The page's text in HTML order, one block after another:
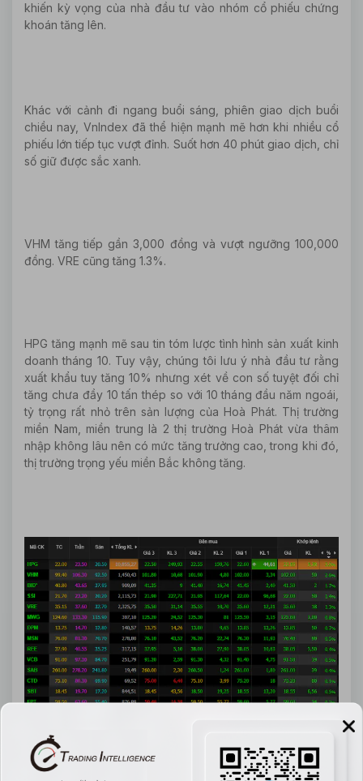
khiến kỳ vọng của nhà đầu tư vào nhóm cổ phiếu chứng
khoán tăng lên.
Khác với cảnh đi ngang buổi sáng, phiên giao dịch buổi
chiều nay, VnIndex đã thể hiện mạnh mẽ hơn khi nhiều cổ
phiếu lớn tiếp tục vượt đỉnh. Suốt hơn 40 phút giao dịch, chỉ
số giữ được sắc xanh.
VHM tăng tiếp gần 3,000 đồng và vượt ngưỡng 100,000
đồng. VRE cũng tăng 1.3%.
HPG tăng mạnh mẽ sau tin tóm lược tình hình sản xuất kinh
doanh tháng 10. Tuy vậy, chúng tôi lưu ý nhà đầu tư rằng
xuất khẩu tuy tăng 10% nhưng xét về con số tuyệt đối chỉ
tăng chưa đầy 10 tấn thép so với 10 tháng đầu năm ngoái,
tỷ trọng rất nhỏ trên sản lượng của Hoà Phát. Thị trường
miền Nam, miền trung là 2 thị trường Hoà Phát vừa thâm
nhập không lâu nên có mức tăng trưởng cao, trong khi đó,
thị trường trọng yếu miền Bắc không tăng.